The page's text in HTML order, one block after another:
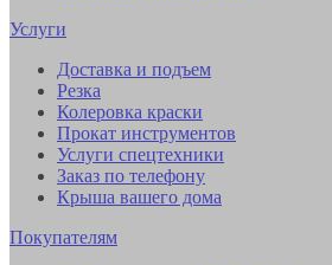
Услуги
Доставка и подъем
Резка
Колеровка краски
Прокат инструментов
Услуги спецтехники
Заказ по телефону
Крыша вашего дома
Покупателям